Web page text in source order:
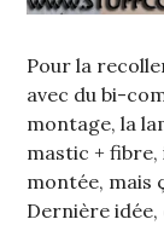
Pour la
avec du bi-
montage, la
mastic + fibre,
montée, mais
Dernière idée,